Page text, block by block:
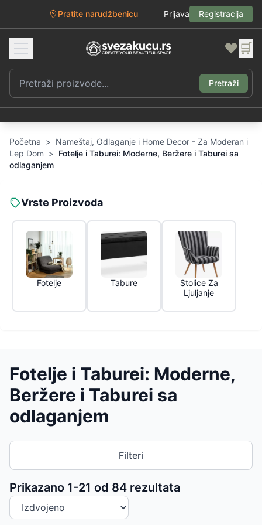
Pratite narudžbenicu Prijava Registracija
❤️ 🛒
Pretraži
Početna > Nameštaj, Odlaganje i Home Decor - Za Moderan i
Lep Dom > Fotelje i Taburei: Moderne, Beržere i Taburei sa
odlaganjem
Vrste Proizvoda
Fotelje Tabure
Stolice Za
Ljuljanje
Fotelje i Taburei: Moderne,
Beržere i Taburei sa
odlaganjem
Filteri
Prikazano 1-21 od 84 rezultata
Sortiranje proizvoda